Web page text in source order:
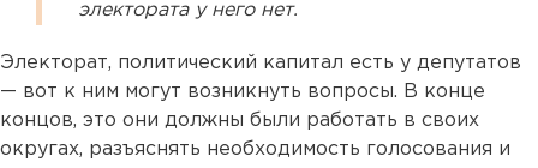
электората у него нет.
Электорат, политический капитал есть у депутатов
— вот к ним могут возникнуть вопросы. В конце
концов, это они должны были работать в своих
округах, разъяснять необходимость голосования и